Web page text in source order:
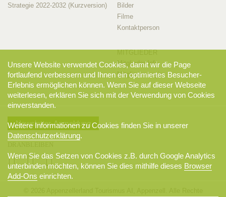
Strategie 2022-2032 (Kurzversion)
Bilder
Filme
Kontaktperson
Mitglieder-Info
Mitglieder-Login
Newsletter-Anmeldung
Unsere Website verwendet Cookies, damit wir die Page
fortlaufend verbessern und Ihnen ein optimiertes Besucher-
Erlebnis ermöglichen können. Wenn Sie auf dieser Webseite
weiterlesen, erklären Sie sich mit der Verwendung von Cookies
einverstanden.
Weitere Informationen zu Cookies finden Sie in unserer
Datenschutzerklärung.
Wenn Sie das Setzen von Cookies z.B. durch Google Analytics
unterbinden möchten, können Sie dies mithilfe dieses Browser
Add-Ons einrichten.